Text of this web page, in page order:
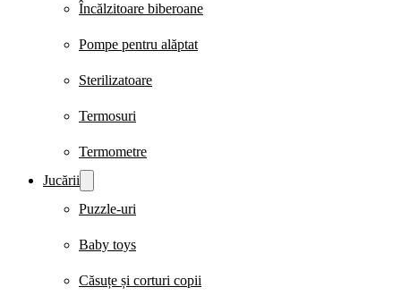
Încălzitoare biberoane
Pompe pentru alăptat
Sterilizatoare
Termosuri
Termometre
Jucării
Puzzle-uri
Baby toys
Căsuțe și corturi copii